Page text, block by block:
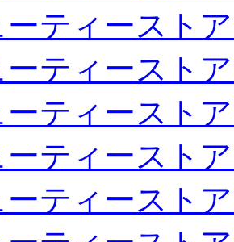
ーティースト
ーティースト
ーティースト
ーティースト
ーティースト